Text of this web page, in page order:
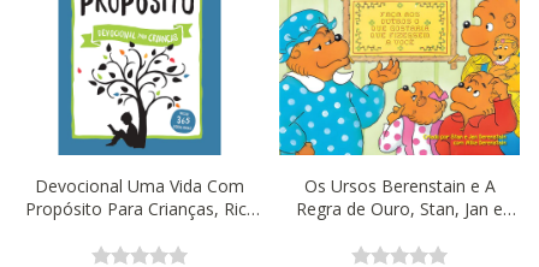
Devocional Uma Vida Com
Propósito Para Crianças, Rick
Os Ursos Berenstain e A
Regra de Ouro, Stan, Jan e
Nelson